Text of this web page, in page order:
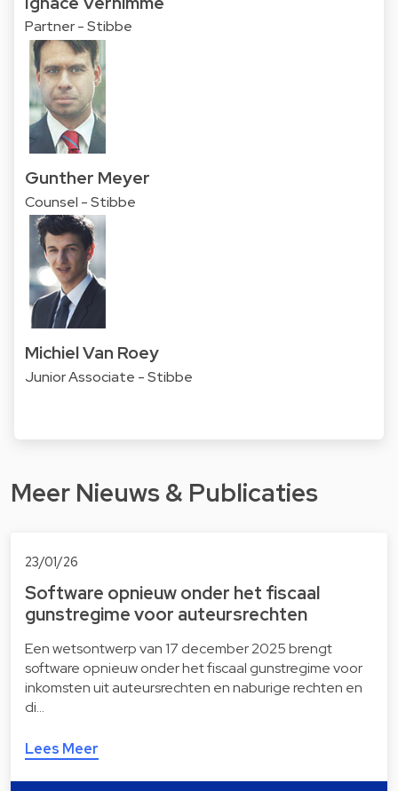
Partner - Stibbe
Gunther Meyer
Counsel - Stibbe
Michiel Van Roey
Junior Associate - Stibbe
Meer Nieuws & Publicaties
23/01/26
Software opnieuw onder het fiscaal
gunstregime voor auteursrechten
Een wetsontwerp van 17 december 2025 brengt
software opnieuw onder het fiscaal gunstregime voor
inkomsten uit auteursrechten en naburige rechten en
di…
Lees Meer